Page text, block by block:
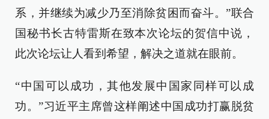
系，并继续为减少乃至消除贫困而奋斗。”联合
国秘书长古特雷斯在致本次论坛的贺信中说，
此次论坛让人看到希望，解决之道就在眼前。
“中国可以成功，其他发展中国家同样可以成
功。”习近平主席曾这样阐述中国成功打赢脱贫